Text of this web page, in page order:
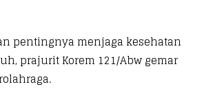
pentingnya menjaga kesehatan
prajurit Korem 121/Abw gemar